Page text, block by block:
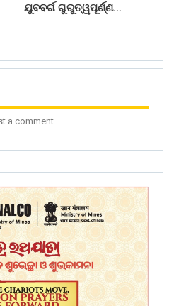
ଯୁବବର୍ଗ ଗୁରୁତ୍ୱପୂର୍ଣ୍ଣ…
a comment.